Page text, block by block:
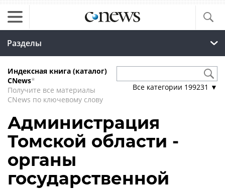
Разделы
Индексная книга (каталог)
CNews*
Получите все материалы
CNews по ключевому слову
Все категории 199231 ▼
Администрация
Томской области -
органы
государственной